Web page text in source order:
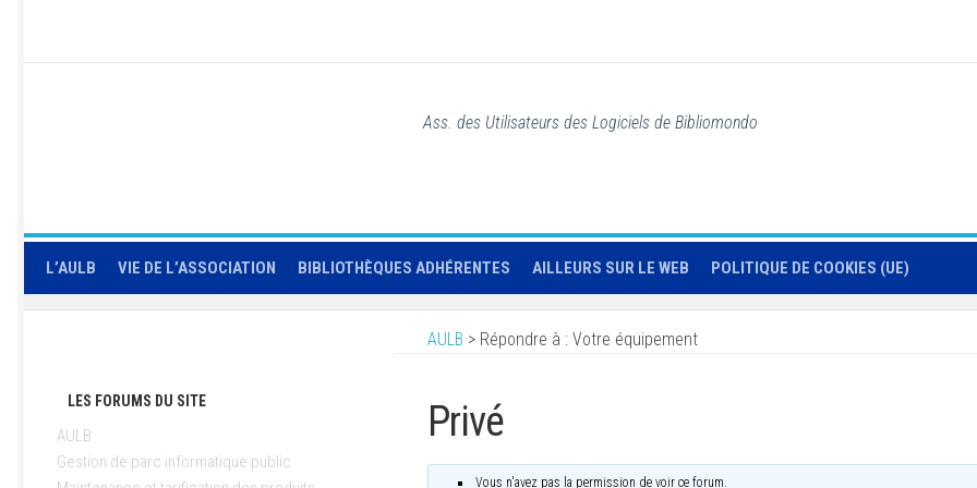
Ass. des Utilisateurs des Logiciels de Bibliomondo
L’AULB VIE DE L’ASSOCIATION BIBLIOTHÈQUES ADHÉRENTES AILLEURS SUR LE WEB POLITIQUE DE COOKIES (UE)
AULB > Répondre à : Votre équipement
Privé
Vous n'avez pas la permission de voir ce forum.
LES FORUMS DU SITE
AULB
Gestion de parc informatique public